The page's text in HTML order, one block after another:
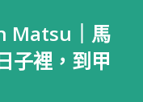
Matsu｜馬
子裡，到甲